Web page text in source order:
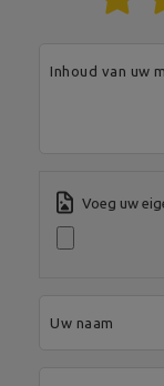
Inhoud van uw
Voeg uw
Uw naam